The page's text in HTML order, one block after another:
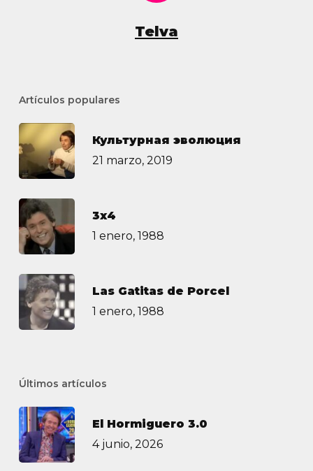
Telva
Artículos populares
Культурная эволюция
21 marzo, 2019
3х4
1 enero, 1988
Las Gatitas de Porcel
1 enero, 1988
Últimos artículos
El Hormiguero 3.0
4 junio, 2026